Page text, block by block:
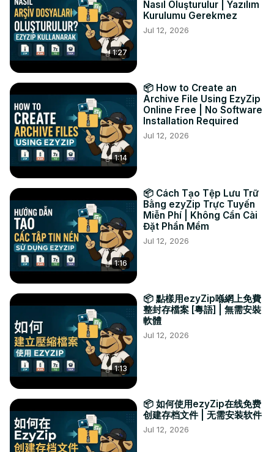
#конверсия #mp3 #zip
Твиттер:
https://twitter.com/ezyZip
Фейсбук: https://www.facebook.com/ezyzip/
1:27
Nasıl Oluşturulur | Yazılım
Kurulumu Gerekmez
Jul 12, 2026
1:14
📦 How to Create an
Archive File Using EzyZip
Online Free | No Software
Installation Required
Jul 12, 2026
1:16
📦 Cách Tạo Tệp Lưu Trữ
Bằng ezyZip Trực Tuyến
Miễn Phí | Không Cần Cài
Đặt Phần Mềm
Jul 12, 2026
1:13
📦 點樣用ezyZip喺網上免費
整封存檔案 [粵語] | 無需安裝
軟體
Jul 12, 2026
📦 如何使用ezyZip在线免费
创建存档文件 | 无需安装软件
Jul 12, 2026